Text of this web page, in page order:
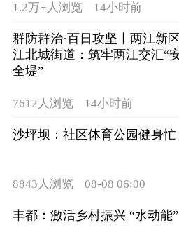
1.2万+人浏览 14小时前
群防群治·百日攻坚丨两江新区
江北城街道：筑牢两江交汇“
全堤”
7612人浏览 14小时前
沙坪坝：社区体育公园健身忙
8843人浏览 08-08 06:00
丰都：激活乡村振兴 “水动能”